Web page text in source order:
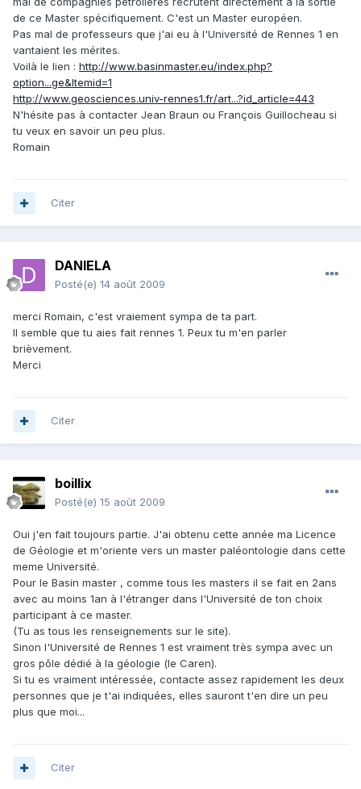
de ce Master spécifiquement. C'est un Master européen.
Pas mal de professeurs que j'ai eu à l'Université de Rennes 1 en
vantaient les mérites.
Voilà le lien : http://www.basinmaster.eu/index.php?
option...ge&Itemid=1
http://www.geosciences.univ-rennes1.fr/art...?id_article=443
N'hésite pas à contacter Jean Braun ou François Guillocheau si
tu veux en savoir un peu plus.
Romain
Citer
DANIELA
Posté(e) 14 août 2009
merci Romain, c'est vraiement sympa de ta part.
Il semble que tu aies fait rennes 1. Peux tu m'en parler
brièvement.
Merci
Citer
boillix
Posté(e) 15 août 2009
Oui j'en fait toujours partie. J'ai obtenu cette année ma Licence
de Géologie et m'oriente vers un master paléontologie dans cette
meme Université.
Pour le Basin master , comme tous les masters il se fait en 2ans
avec au moins 1an à l'étranger dans l'Université de ton choix
participant à ce master.
(Tu as tous les renseignements sur le site).
Sinon l'Université de Rennes 1 est vraiment très sympa avec un
gros pôle dédié à la géologie (le Caren).
Si tu es vraiment intéressée, contacte assez rapidement les deux
personnes que je t'ai indiquées, elles sauront t'en dire un peu
plus que moi...
Citer